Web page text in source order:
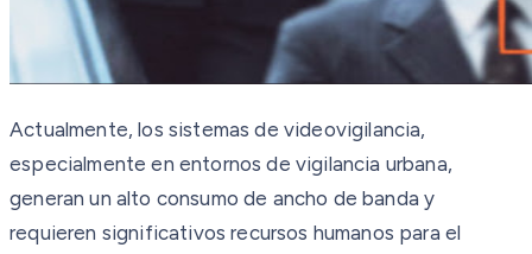
Actualmente, los sistemas de videovigilancia,
especialmente en entornos de vigilancia urbana,
generan un alto consumo de ancho de banda y
requieren significativos recursos humanos para el